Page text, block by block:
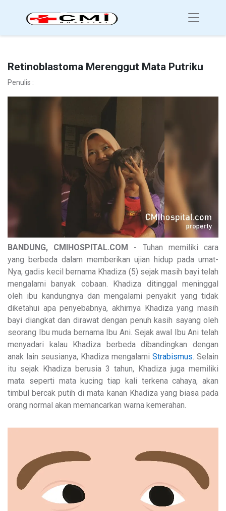
Retinoblastoma Merenggut Mata Putriku
Penulis :
BANDUNG, CMIHOSPITAL.COM - Tuhan memiliki cara
yang berbeda dalam memberikan ujian hidup pada umat-
Nya, gadis kecil bernama Khadiza (5) sejak masih bayi telah
mengalami banyak cobaan. Khadiza ditinggal meninggal
oleh ibu kandungnya dan mengalami penyakit yang tidak
diketahui apa penyebabnya, akhirnya Khadiza yang masih
bayi diangkat dan dirawat dengan penuh kasih sayang oleh
seorang Ibu muda bernama Ibu Ani. Sejak awal Ibu Ani telah
menyadari kalau Khadiza berbeda dibandingkan dengan
anak lain seusianya, Khadiza mengalami Strabismus . Selain
itu sejak Khadiza berusia 3 tahun, Khadiza juga memiliki
mata seperti mata kucing tiap kali terkena cahaya, akan
timbul bercak putih di mata kanan Khadiza yang biasa pada
orang normal akan memancarkan warna kemerahan.